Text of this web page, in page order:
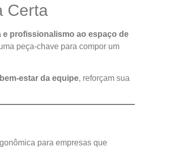
Certa
e profissionalismo ao espaço de
peça-chave para compor um
estar da equipe, reforçam sua
para empresas que